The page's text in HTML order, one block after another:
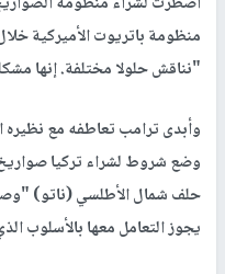
منظومة باتريوت الأميركية
"نناقش حلولا مختلفة. إنها
وأبدى ترامب تعاطفه مع نظيره
وضع شروط لشراء تركيا
حلف شمال الأطلسي (ناتو)
يجوز التعامل معها بالأسلوب